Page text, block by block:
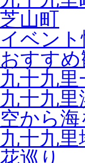
芝山町
イベント
おすす
九十九
九十九
空から
九十九
花巡り